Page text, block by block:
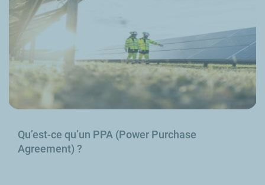
Qu’est-ce qu’un PPA (Power Purchase
Agreement) ?